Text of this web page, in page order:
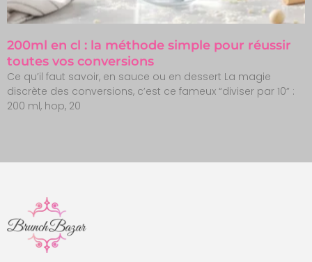
200ml en cl : la méthode simple pour réussir
toutes vos conversions
Ce qu’il faut savoir, en sauce ou en dessert La magie
discrète des conversions, c’est ce fameux “diviser par 10” :
200 ml, hop, 20